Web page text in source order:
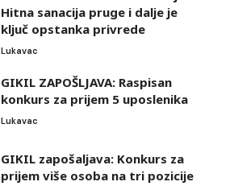
Hitna sanacija pruge i dalje je
ključ opstanka privrede
Lukavac
GIKIL ZAPOŠLJAVA: Raspisan
konkurs za prijem 5 uposlenika
Lukavac
GIKIL zapošaljava: Konkurs za
prijem više osoba na tri pozicije